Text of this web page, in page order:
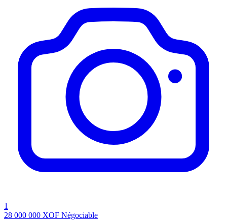
1
28 000 000 XOF Négociable